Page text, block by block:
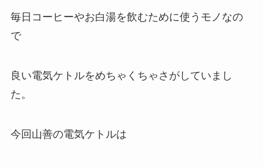
毎日コーヒーやお白湯を飲むために使うモノなの
で
良い電気ケトルをめちゃくちゃさがしていまし
た。
今回山善の電気ケトルは